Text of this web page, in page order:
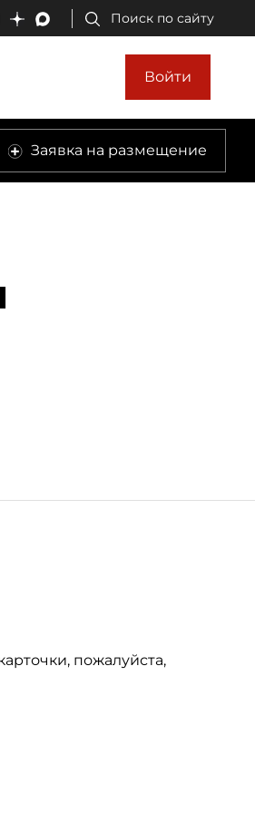
Поиск по сайту
Войти
Заявка на размещение
пожалуйста,